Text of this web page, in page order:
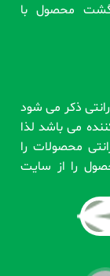
محصول با
ذکر می شود
می باشد لذا
محصولات را
را از سایت